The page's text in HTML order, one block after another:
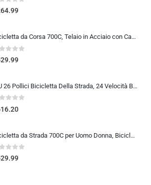
of 5
Bicicletta da Corsa 700C, Telaio in Acciaio con Cambio a 24/27/30 Marce, Bicicletta da Strada per Uomo Donna, Bici da Stra…
of 5
MU 26 Pollici Bicicletta Della Strada, 24 Velocità Bici, Doppio Disco Freno, Acciaio Al Carbonio Telaio, Strada Biciclette…
of 5
Bicicletta da Strada 700C per Uomo Donna, Bicicletta da Corsa con Freno a Disco 24/27/30 velocità, Telaio in Acciaio ad Al…
of 5